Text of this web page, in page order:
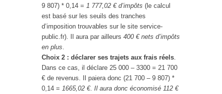
9 807) * 0,14 = 1 777,02 € d’impôts (le calcul
est basé sur les seuils des tranches
d’imposition trouvables sur le site service-
public.fr). Il aura par ailleurs 400 € nets d’impôts
en plus
Choix 2 : déclarer ses trajets aux frais réels
Dans ce cas, il déclare 25 000 – 3300 = 21 700
€ de revenus. Il paiera donc (21 700 – 9 807) *
0,14 = 1665,02 €. Il aura donc économisé 112 €